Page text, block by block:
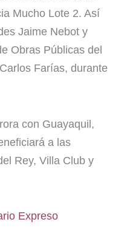
Mucho Lote 2. Así
Jaime Nebot y
Obras Públicas del
Farías, durante
con Guayaquil,
a las
Rey, Villa Club y
Expreso